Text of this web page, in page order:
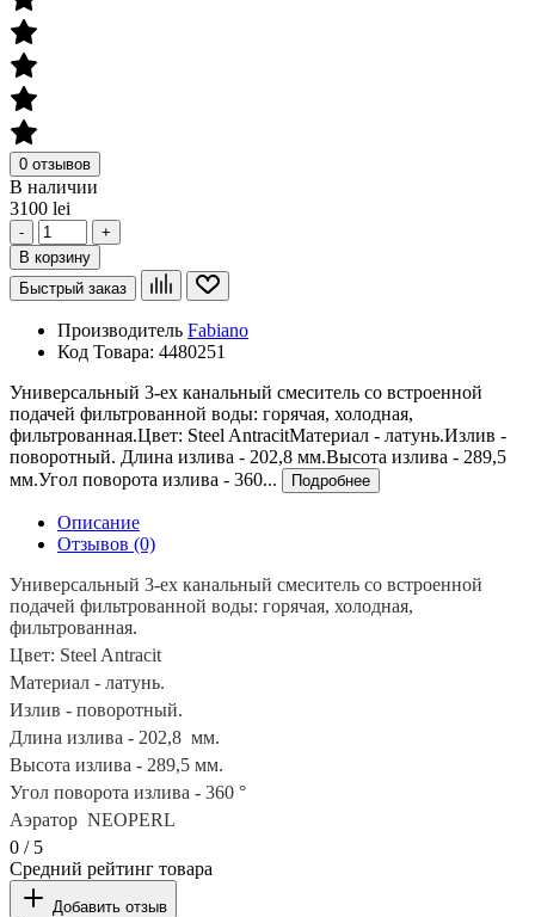
0 отзывов
В наличии
3100 lei
-
+
В корзину
Быстрый заказ
Производитель Fabiano
Код Товара: 4480251
Универсальный 3-ех канальный смеситель со встроенной
подачей фильтрованной воды: горячая, холодная,
фильтрованная.Цвет: Steel AntracitМатериал - латунь.Излив -
поворотный. Длина излива - 202,8 мм.Высота излива - 289,5
мм.Угол поворота излива - 360...
Подробнее
Описание
Отзывов (0)
Универсальный 3-ех канальный смеситель со встроенной
подачей фильтрованной воды: горячая, холодная,
фильтрованная.
Цвет: Steel Antracit
Материал - латунь.
Излив - поворотный.
Длина излива - 202,8 мм.
Высота излива - 289,5 мм.
Угол поворота излива - 360 °
Аэратор NEOPERL
0 / 5
Средний рейтинг товара
Добавить отзыв